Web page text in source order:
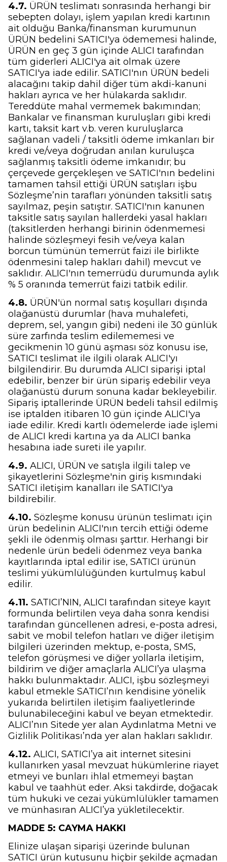
4.7. ÜRÜN teslimatı sonrasında herhangi bir
sebepten dolayı, işlem yapılan kredi kartının
ait olduğu Banka/finansman kurumunun
ÜRÜN bedelini SATICI'ya ödememesi halinde,
ÜRÜN en geç 3 gün içinde ALICI tarafından
tüm giderleri ALICI'ya ait olmak üzere
SATICI'ya iade edilir. SATICI'nın ÜRÜN bedeli
alacağını takip dahil diğer tüm akdi-kanuni
hakları ayrıca ve her hülakarda saklıdır.
Tereddüte mahal vermemek bakımından;
Bankalar ve finansman kuruluşları gibi kredi
kartı, taksit kart v.b. veren kuruluşlarca
sağlanan vadeli / taksitli ödeme imkanları bir
kredi ve/veya doğrudan anılan kuruluşca
sağlanmış taksitli ödeme imkanıdır; bu
çerçevede gerçekleşen ve SATICI'nın bedelini
tamamen tahsil ettiği ÜRÜN satışları işbu
Sözleşme’nin tarafları yönünden taksitli satış
sayılmaz, peşin satıştır. SATICI'nın kanunen
taksitle satış sayılan hallerdeki yasal hakları
(taksitlerden herhangi birinin ödenmemesi
halinde sözleşmeyi fesih ve/veya kalan
borcun tümünün temerrüt faizi ile birlikte
ödenmesini talep hakları dahil) mevcut ve
saklıdır. ALICI'nın temerrüdü durumunda aylık
% 5 oranında temerrüt faizi tatbik edilir.
4.8. ÜRÜN'ün normal satış koşulları dışında
olağanüstü durumlar (hava muhalefeti,
deprem, sel, yangın gibi) nedeni ile 30 günlük
süre zarfında teslim edilememesi ve
gecikmenin 10 günü aşması söz konusu ise,
SATICI teslimat ile ilgili olarak ALICI'yı
bilgilendirir. Bu durumda ALICI siparişi iptal
edebilir, benzer bir ürün sipariş edebilir veya
olağanüstü durum sonuna kadar bekleyebilir.
Sipariş iptallerinde ÜRÜN bedeli tahsil edilmiş
ise iptalden itibaren 10 gün içinde ALICI'ya
iade edilir. Kredi kartlı ödemelerde iade işlemi
de ALICI kredi kartına ya da ALICI banka
hesabına iade sureti ile yapılır.
4.9. ALICI, ÜRÜN ve satışla ilgili talep ve
şikayetlerini Sözleşme'nin giriş kısmındaki
SATICI iletişim kanalları ile SATICI'ya
bildirebilir.
4.10. Sözleşme konusu ürünün teslimatı için
ürün bedelinin ALICI'nın tercih ettiği ödeme
şekli ile ödenmiş olması şarttır. Herhangi bir
nedenle ürün bedeli ödenmez veya banka
kayıtlarında iptal edilir ise, SATICI ürünün
teslimi yükümlülüğünden kurtulmuş kabul
edilir.
4.11. SATICI’NIN, ALICI tarafından siteye kayıt
formunda belirtilen veya daha sonra kendisi
tarafından güncellenen adresi, e-posta adresi,
sabit ve mobil telefon hatları ve diğer iletişim
bilgileri üzerinden mektup, e-posta, SMS,
telefon görüşmesi ve diğer yollarla iletişim,
bildirim ve diğer amaçlarla ALICI’ya ulaşma
hakkı bulunmaktadır. ALICI, işbu sözleşmeyi
kabul etmekle SATICI’nın kendisine yönelik
yukarıda belirtilen iletişim faaliyetlerinde
bulunabileceğini kabul ve beyan etmektedir.
ALICI’nın Sitede yer alan Aydınlatma Metni ve
Gizlilik Politikası’nda yer alan hakları saklıdır.
4.12. ALICI, SATICI’ya ait internet sitesini
kullanırken yasal mevzuat hükümlerine riayet
etmeyi ve bunları ihlal etmemeyi baştan
kabul ve taahhüt eder. Aksi takdirde, doğacak
tüm hukuki ve cezai yükümlülükler tamamen
ve münhasıran ALICI’ya yükletilecektir.
MADDE 5: CAYMA HAKKI
Elinize ulaşan siparişi üzerinde bulunan
SATICI ürün kutusunu hiçbir şekilde açmadan